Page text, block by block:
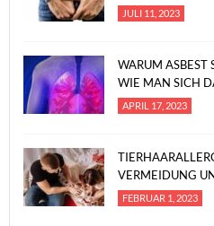
JULI 11, 2023
WARUM ASBEST
WIE MAN SICH
APRIL 17, 2023
VERMEIDUNG
FEBRUAR 1, 2023